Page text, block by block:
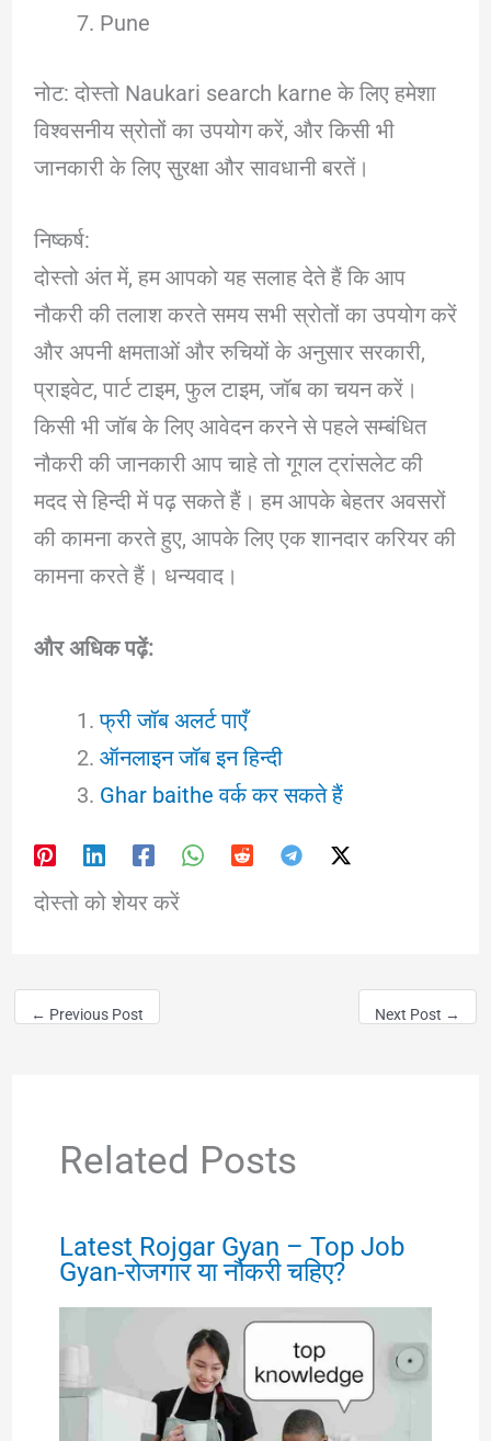
Pune
नोट: दोस्तो Naukari search karne के लिए हमेशा
विश्वसनीय स्रोतों का उपयोग करें, और किसी भी
जानकारी के लिए सुरक्षा और सावधानी बरतें।
निष्कर्ष:
दोस्तो अंत में, हम आपको यह सलाह देते हैं कि आप
नौकरी की तलाश करते समय सभी स्रोतों का उपयोग करें
और अपनी क्षमताओं और रुचियों के अनुसार सरकारी,
प्राइवेट, पार्ट टाइम, फुल टाइम, जॉब का चयन करें।
किसी भी जॉब के लिए आवेदन करने से पहले सम्बंधित
नौकरी की जानकारी आप चाहे तो गूगल ट्रांसलेट की
मदद से हिन्दी में पढ़ सकते हैं। हम आपके बेहतर अवसरों
की कामना करते हुए, आपके लिए एक शानदार करियर की
कामना करते हैं। धन्यवाद।
और अधिक पढ़ें:
फ्री जॉब अलर्ट पाएँ
ऑनलाइन जॉब इन हिन्दी
Ghar baithe वर्क कर सकते हैं
दोस्तो को शेयर करें
← Previous Post Next Post →
Related Posts
Latest Rojgar Gyan – Top Job
Gyan-रोजगार या नौकरी चहिए?